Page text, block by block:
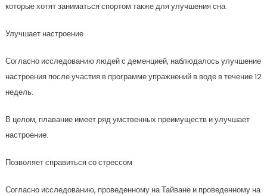
которые хотят заниматься спортом также для улучшения сна.
Улучшает настроение
Согласно исследованию людей с деменцией, наблюдалось улучшение
настроения после участия в программе упражнений в воде в течение 12
недель.
В целом, плавание имеет ряд умственных преимуществ и улучшает
настроение.
Позволяет справиться со стрессом
Согласно исследованию, проведенному на Тайване и проведенному на